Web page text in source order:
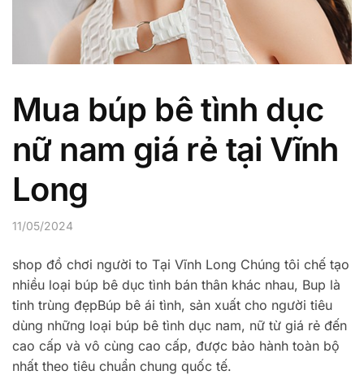
Mua búp bê tình dục
nữ nam giá rẻ tại Vĩnh
Long
11/05/2024
shop đồ chơi người to Tại Vĩnh Long Chúng tôi chế tạo
nhiều loại búp bê dục tình bán thân khác nhau, Bup là
tinh trùng đẹpBúp bê ái tình, sản xuất cho người tiêu
dùng những loại búp bê tình dục nam, nữ từ giá rẻ đến
cao cấp và vô cùng cao cấp, được bảo hành toàn bộ
nhất theo tiêu chuẩn chung quốc tế.